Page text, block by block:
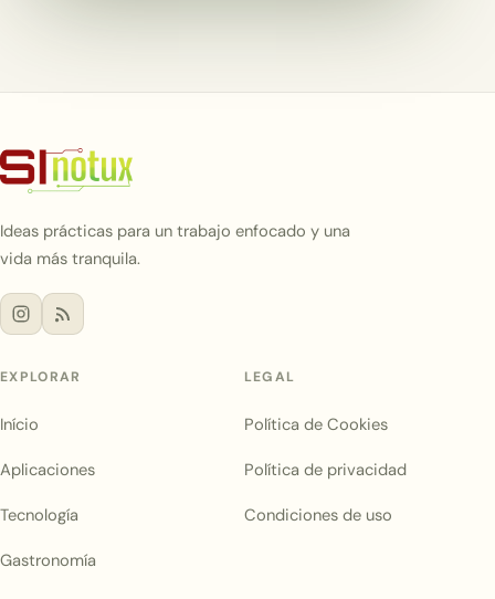
Ideas prácticas para un trabajo enfocado y una
vida más tranquila.
EXPLORAR
Início
Aplicaciones
Tecnología
Gastronomía
LEGAL
Política de Cookies
Política de privacidad
Condiciones de uso